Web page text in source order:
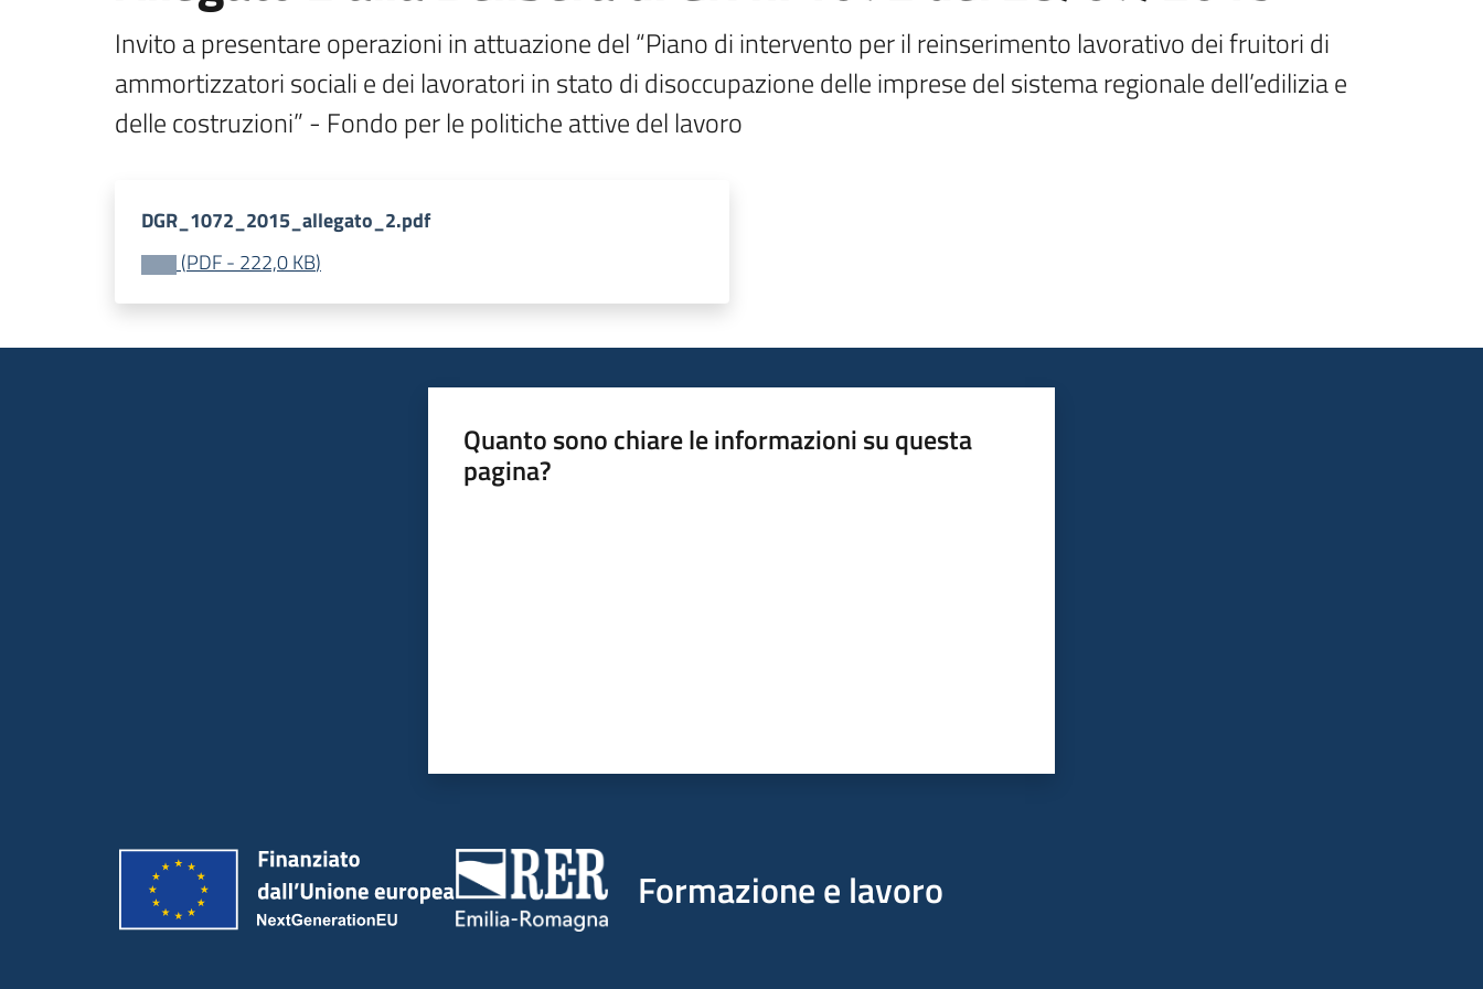
Invito a presentare operazioni in attuazione del “Piano di intervento per il reinserimento lavorativo dei fruitori di
ammortizzatori sociali e dei lavoratori in stato di disoccupazione delle imprese del sistema regionale dell’edilizia e
delle costruzioni” - Fondo per le politiche attive del lavoro
DGR_1072_2015_allegato_2.pdf
(PDF- 222,0 KB)
Quanto sono chiare le informazioni su questa
pagina?
Formazione e lavoro